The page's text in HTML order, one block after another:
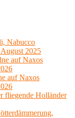
Nabucco
2025
auf Naxos
auf Naxos
fliegende Holländer